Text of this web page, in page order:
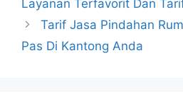
Layanan Terfavorit Dan
Tarif Jasa Pindahan
Pas Di Kantong Anda